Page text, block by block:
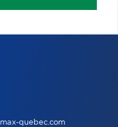
quebec.com